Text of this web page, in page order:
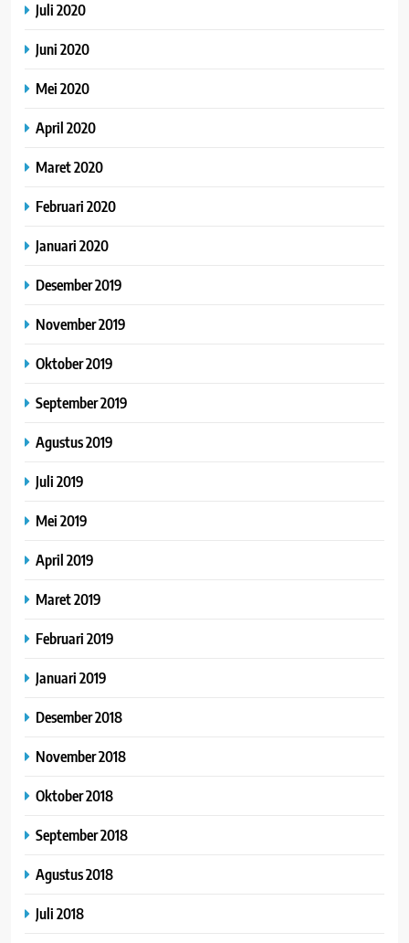
Juli 2020
Juni 2020
Mei 2020
April 2020
Maret 2020
Februari 2020
Januari 2020
Desember 2019
November 2019
Oktober 2019
September 2019
Agustus 2019
Juli 2019
Mei 2019
April 2019
Maret 2019
Februari 2019
Januari 2019
Desember 2018
November 2018
Oktober 2018
September 2018
Agustus 2018
Juli 2018